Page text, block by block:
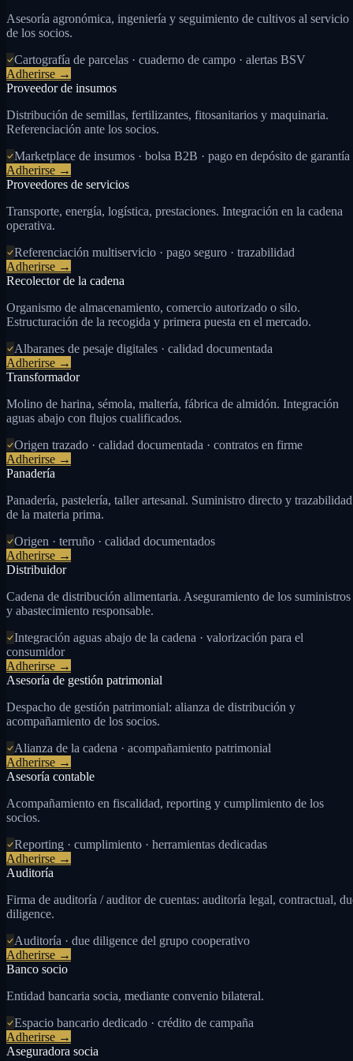
Asesoría agronómica, ingeniería y seguimiento de cultivos al servicio
de los socios.
Cartografía de parcelas · cuaderno de campo · alertas BSV
Adherirse →
Proveedor de insumos
Distribución de semillas, fertilizantes, fitosanitarios y maquinaria.
Referenciación ante los socios.
Marketplace de insumos · bolsa B2B · pago en depósito de garantía
Adherirse →
Proveedores de servicios
Transporte, energía, logística, prestaciones. Integración en la cadena
operativa.
Referenciación multiservicio · pago seguro · trazabilidad
Adherirse →
Recolector de la cadena
Organismo de almacenamiento, comercio autorizado o silo.
Estructuración de la recogida y primera puesta en el mercado.
Albaranes de pesaje digitales · calidad documentada
Adherirse →
Transformador
Molino de harina, sémola, maltería, fábrica de almidón. Integración
aguas abajo con flujos cualificados.
Origen trazado · calidad documentada · contratos en firme
Adherirse →
Panadería
Panadería, pastelería, taller artesanal. Suministro directo y trazabilidad
de la materia prima.
Origen · terruño · calidad documentados
Adherirse →
Distribuidor
Cadena de distribución alimentaria. Aseguramiento de los suministros
y abastecimiento responsable.
Integración aguas abajo de la cadena · valorización para el
consumidor
Adherirse →
Asesoría de gestión patrimonial
Despacho de gestión patrimonial: alianza de distribución y
acompañamiento de los socios.
Alianza de la cadena · acompañamiento patrimonial
Adherirse →
Asesoría contable
Acompañamiento en fiscalidad, reporting y cumplimiento de los
socios.
Reporting · cumplimiento · herramientas dedicadas
Adherirse →
Auditoría
Firma de auditoría / auditor de cuentas: auditoría legal, contractual,
diligence.
Auditoría · due diligence del grupo cooperativo
Adherirse →
Banco socio
Entidad bancaria socia, mediante convenio bilateral.
Espacio bancario dedicado · crédito de campaña
Adherirse →
Aseguradora socia